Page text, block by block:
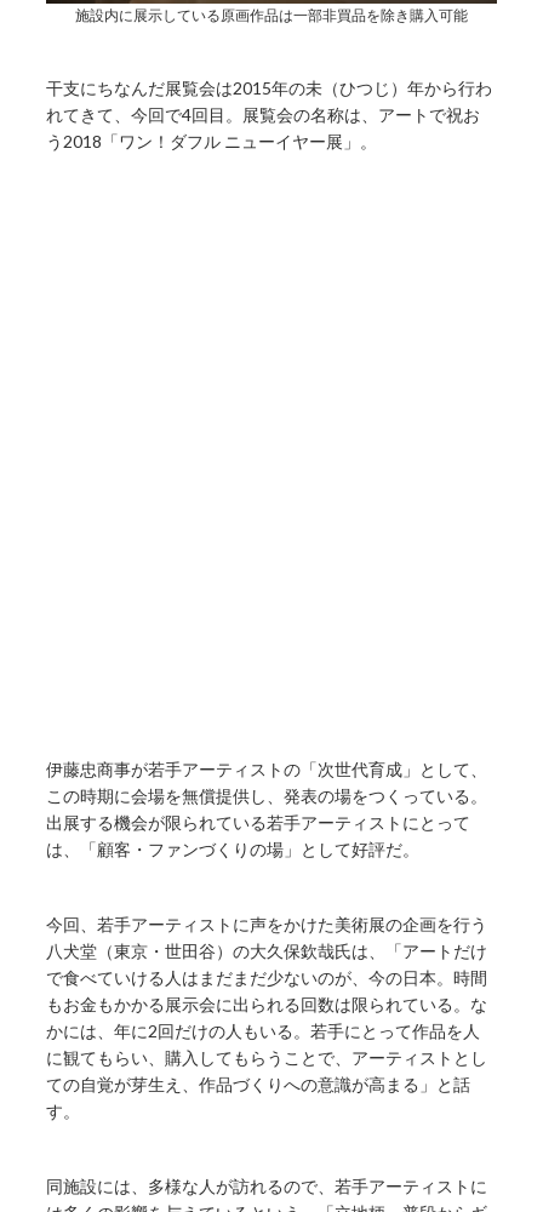
施設内に展示している原画作品は一部非買品を除き購入可能
干支にちなんだ展覧会は2015年の未（ひつじ）年から行わ
れてきて、今回で4回目。展覧会の名称は、アートで祝お
う2018「ワン！ダフル ニューイヤー展」。
伊藤忠商事が若手アーティストの「次世代育成」として、
この時期に会場を無償提供し、発表の場をつくっている。
出展する機会が限られている若手アーティストにとって
は、「顧客・ファンづくりの場」として好評だ。
今回、若手アーティストに声をかけた美術展の企画を行う
八犬堂（東京・世田谷）の大久保欽哉氏は、「アートだけ
で食べていける人はまだまだ少ないのが、今の日本。時間
もお金もかかる展示会に出られる回数は限られている。な
かには、年に2回だけの人もいる。若手にとって作品を人
に観てもらい、購入してもらうことで、アーティストとし
ての自覚が芽生え、作品づくりへの意識が高まる」と話
す。
同施設には、多様な人が訪れるので、若手アーティストに